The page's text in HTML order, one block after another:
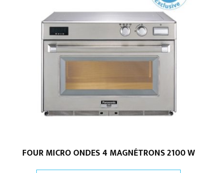
FOUR MICRO ONDES 4 MAGNÉTRONS 2100 W